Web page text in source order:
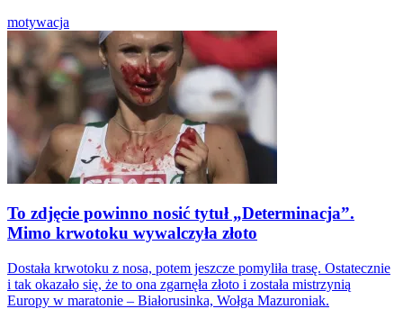
motywacja
To zdjęcie powinno nosić tytuł „Determinacja”.
Mimo krwotoku wywalczyła złoto
Dostała krwotoku z nosa, potem jeszcze pomyliła trasę. Ostatecznie
i tak okazało się, że to ona zgarnęła złoto i została mistrzynią
Europy w maratonie – Białorusinka, Wołga Mazuroniak.